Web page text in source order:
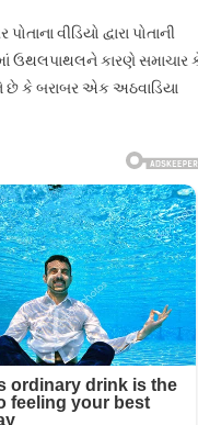
વીડિયો દ્વારા પોતાની
ઉથલપાથલને કારણે સમાચાર
છે કે બરાબર એક અઠવાડિયા